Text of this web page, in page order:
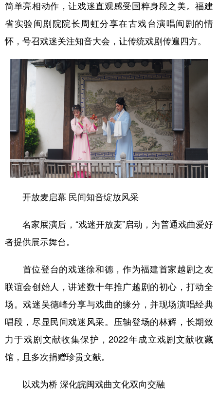
Deutsch Português
简单亮相动作，让戏迷直观感受国粹身段之美。福建
省实验闽剧院院长周虹分享在古戏台演唱闽剧的情
怀，号召戏迷关注知音大会，让传统戏剧传遍四方。
开放麦启幕 民间知音绽放风采
名家展演后，“戏迷开放麦”启动，为普通戏曲爱好
者提供展示舞台。
首位登台的戏迷徐和德，作为福建首家越剧之友
联谊会创始人，讲述数十年推广越剧的初心，打动全
场。戏迷吴德峰分享与戏曲的缘分，并现场演唱经典
唱段，尽显民间戏迷风采。压轴登场的林辉，长期致
力于戏剧文献收集保护，2022年成立戏剧文献收藏
馆，且多次捐赠珍贵文献。
以戏为桥 深化皖闽戏曲文化双向交融